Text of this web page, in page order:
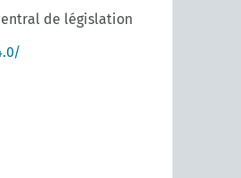
de législation